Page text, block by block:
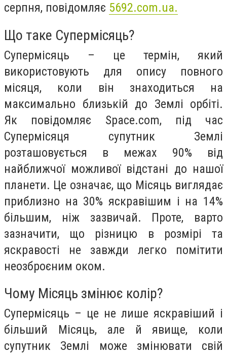
серпня, повідомляє 5692.com.ua.
Що таке Супермісяць?
Супермісяць – це термін, який
використовують для опису повного
місяця, коли він знаходиться на
максимально близькій до Землі орбіті.
Як повідомляє Space.com, під час
Супермісяця супутник Землі
розташовується в межах 90% від
найближчої можливої відстані до нашої
планети. Це означає, що Місяць виглядає
приблизно на 30% яскравішим і на 14%
більшим, ніж зазвичай. Проте, варто
зазначити, що різницю в розмірі та
яскравості не завжди легко помітити
неозброєним оком.
Чому Місяць змінює колір?
Супермісяць – це не лише яскравіший і
більший Місяць, але й явище, коли
супутник Землі може змінювати свій